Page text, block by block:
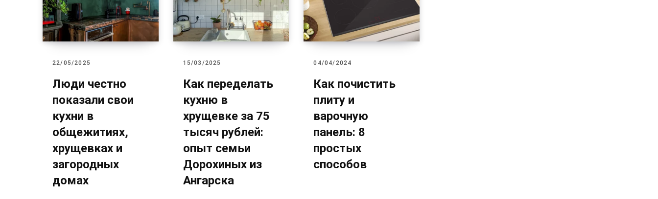
22/05/2025
Люди честно
показали свои
кухни в
общежитиях,
хрущевках и
загородных
домах
15/03/2025
Как переделать
кухню в
хрущевке за 75
тысяч рублей:
опыт семьи
Дорохиных из
Ангарска
04/04/2024
Как почистить
плиту и
варочную
панель: 8
простых
способов